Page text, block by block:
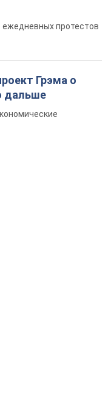
протестов
Грэма о
дальше